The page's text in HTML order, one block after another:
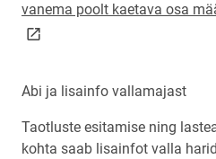
vanema poolt kaetava osa
Abi ja lisainfo vallamajast
Taotluste esitamise ning
kohta saab lisainfot valla